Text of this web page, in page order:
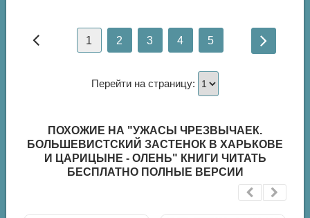
1 2 3 4 5
Перейти на страницу:
ПОХОЖИЕ НА "УЖАСЫ ЧРЕЗВЫЧАЕК.
БОЛЬШЕВИСТСКИЙ ЗАСТЕНОК В ХАРЬКОВЕ
И ЦАРИЦЫНЕ - ОЛЕНЬ" КНИГИ ЧИТАТЬ
БЕСПЛАТНО ПОЛНЫЕ ВЕРСИИ